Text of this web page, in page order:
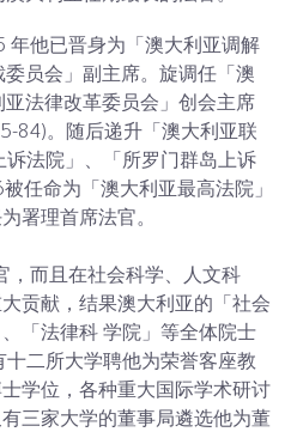
年他已晋身为「澳大利亚调解
委员会」副主席。旋调任「澳
亚法律改革委员会」创会主席
84)。随后递升「澳大利亚联
法院」、「所罗门群岛上诉
任命为「澳大利亚最高法院」
署理首席法官。
，而且在社会科学、人文科
贡献，结果澳大利亚的「社会
「法律科 学院」等全体院士
二所大学聘他为荣誉客座教
学位，各种重大国际学术研讨
三家大学的董事局遴选他为董